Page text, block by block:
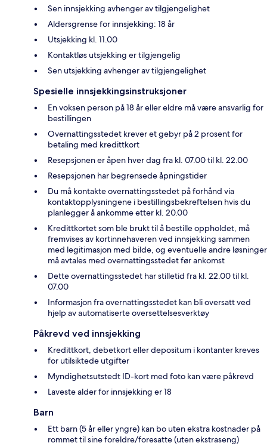
Sen innsjekking avhenger av tilgjengelighet
Aldersgrense for innsjekking: 18 år
Utsjekking kl. 11.00
Kontaktløs utsjekking er tilgjengelig
Sen utsjekking avhenger av tilgjengelighet
Spesielle innsjekkingsinstruksjoner
En voksen person på 18 år eller eldre må være ansvarlig for
bestillingen
Overnattingsstedet krever et gebyr på 2 prosent for
betaling med kredittkort
Resepsjonen er åpen hver dag fra kl. 07.00 til kl. 22.00
Resepsjonen har begrensede åpningstider
Du må kontakte overnattingsstedet på forhånd via
kontaktopplysningene i bestillingsbekreftelsen hvis du
planlegger å ankomme etter kl. 20.00
Kredittkortet som ble brukt til å bestille oppholdet, må
fremvises av kortinnehaveren ved innsjekking sammen
med legitimasjon med bilde, og eventuelle andre løsninger
må avtales med overnattingsstedet før ankomst
Dette overnattingsstedet har stilletid fra kl. 22.00 til kl.
07.00
Informasjon fra overnattingsstedet kan bli oversatt ved
hjelp av automatiserte oversettelsesverktøy
Påkrevd ved innsjekking
Kredittkort, debetkort eller depositum i kontanter kreves
for utilsiktede utgifter
Myndighetsutstedt ID-kort med foto kan være påkrevd
Laveste alder for innsjekking er 18
Barn
Ett barn (5 år eller yngre) kan bo uten ekstra kostnader på
rommet til sine foreldre/foresatte (uten ekstraseng)